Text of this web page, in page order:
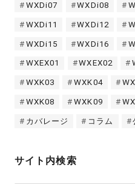
WXDi07 WXDi08
WXDi11 WXDi12
WXDi15 WXDi16
WXEX01 WXEX02
WXK03 WXK04
WXK08 WXK09
カバレージ コラム
サイト内検索